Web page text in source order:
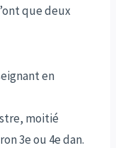
que deux
en
moitié
3e ou 4e dan.